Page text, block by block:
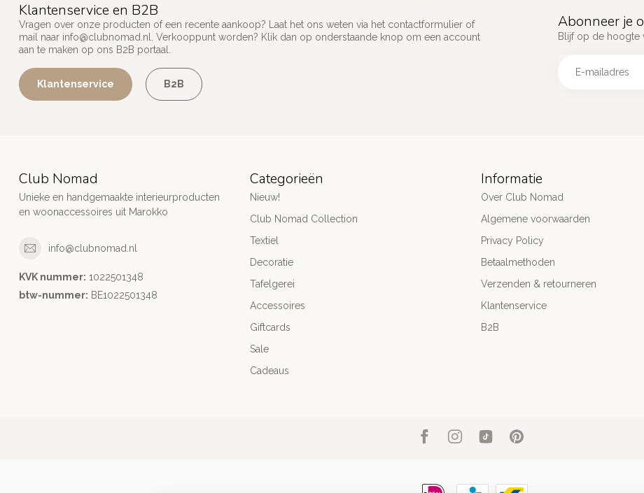
Klantenservice en B2B
Vragen over onze producten of een recente aankoop? Laat het ons weten via het contactformulier of
mail naar info@clubnomad.nl. Verkooppunt worden? Klik dan op onderstaande knop om een account
aan te maken op ons B2B portaal.
Klantenservice B2B
Abonneer je
Blijf op de hoogte
Club Nomad
Unieke en handgemaakte interieurproducten
en woonaccessoires uit Marokko
info@clubnomad.nl
KVK nummer: 1022501348
btw-nummer: BE1022501348
Categorieën
Nieuw!
Club Nomad Collection
Textiel
Decoratie
Tafelgerei
Accessoires
Giftcards
Sale
Cadeaus
Informatie
Over Club Nomad
Algemene voorwaarden
Privacy Policy
Betaalmethoden
Verzenden & retourneren
Klantenservice
B2B